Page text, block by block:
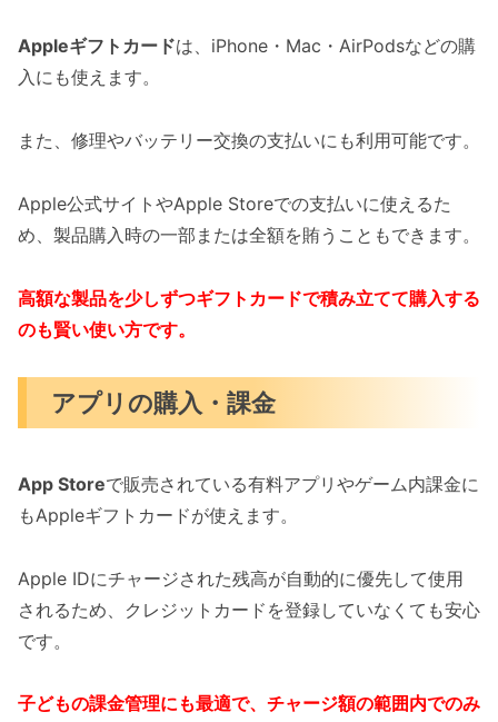
Appleギフトカードは、iPhone・Mac・AirPodsなどの購
入にも使えます。
また、修理やバッテリー交換の支払いにも利用可能です。
Apple公式サイトやApple Storeでの支払いに使えるた
め、製品購入時の一部または全額を賄うこともできます。
高額な製品を少しずつギフトカードで積み立てて購入する
のも賢い使い方です。
アプリの購入・課金
App Storeで販売されている有料アプリやゲーム内課金に
もAppleギフトカードが使えます。
Apple IDにチャージされた残高が自動的に優先して使用
されるため、クレジットカードを登録していなくても安心
です。
子どもの課金管理にも最適で、チャージ額の範囲内でのみ